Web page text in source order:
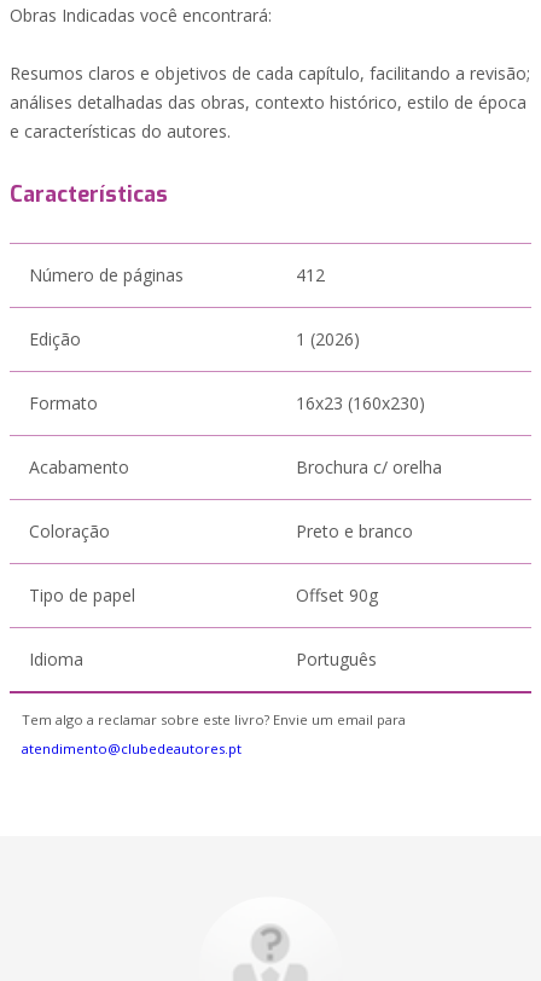
Obras Indicadas você encontrará:
Resumos claros e objetivos de cada capítulo, facilitando a revisão;
análises detalhadas das obras, contexto histórico, estilo de época
e características do autores.
Características
Número de páginas 412
Edição 1 (2026)
Formato 16x23 (160x230)
Acabamento Brochura c/ orelha
Coloração Preto e branco
Tipo de papel Offset 90g
Idioma Português
Tem algo a reclamar sobre este livro? Envie um email para
atendimento@clubedeautores.pt